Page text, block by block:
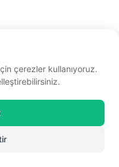
çerezler kullanıyoruz.